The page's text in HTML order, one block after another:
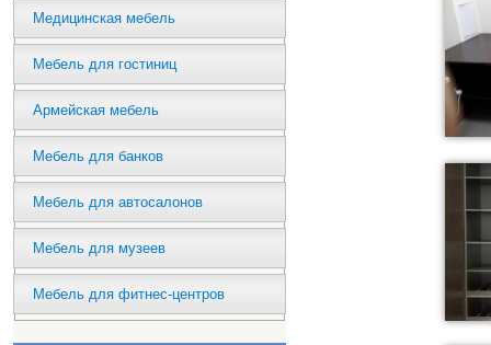
Медицинская мебель
Мебель для гостиниц
Армейская мебель
Мебель для банков
Мебель для автосалонов
Мебель для музеев
Мебель для фитнес-центров